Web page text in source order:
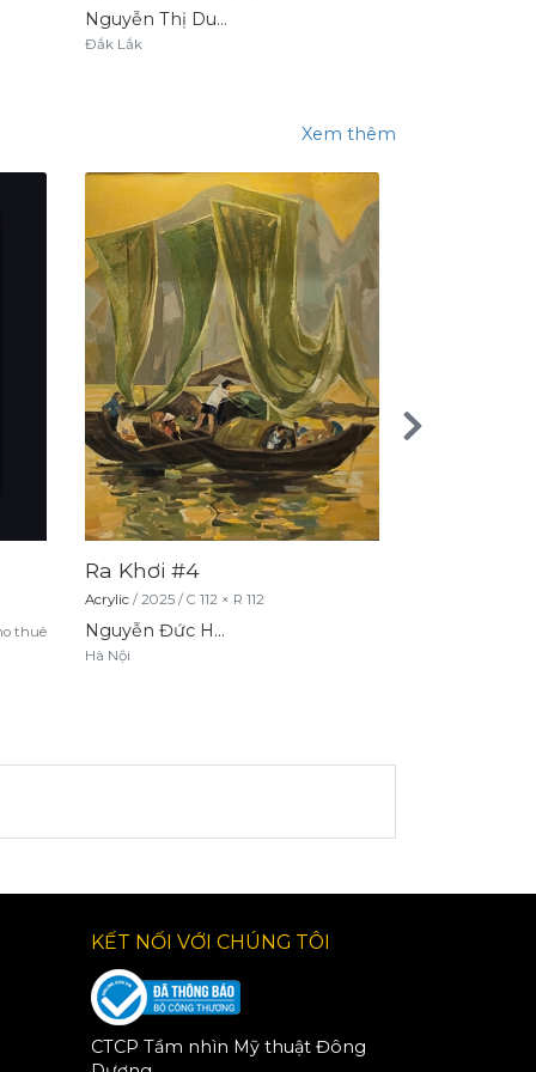
Nguyễn Thị Dung
Đắk Lắk
Xem thêm
thuê
Ra Khơi #4
Acrylic / 2025 / C 112 × R 112
Nguyễn Đức Hạnh
Hà Nội
KẾT NỐI VỚI CHÚNG TÔI
CTCP Tầm nhìn Mỹ thuật Đông